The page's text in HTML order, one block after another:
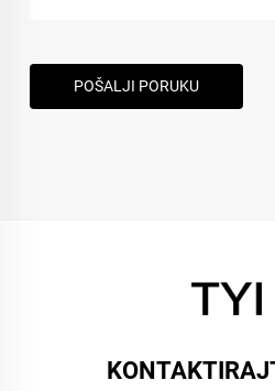
POŠALJI PORUKU